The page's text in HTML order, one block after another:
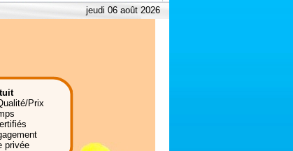
jeudi 06 août 2026
Prix
privée